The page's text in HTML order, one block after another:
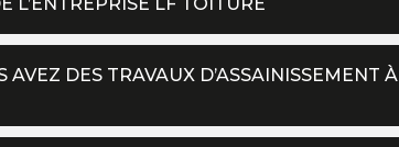
DES TRAVAUX D’ASSAINISSEMENT À